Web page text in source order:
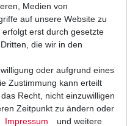
für Arctic Cat zwischen 1998
hinten
20,15 € *
Satz
zzgl.
Medien von
auf unsere Website zu
erst durch gesetzte
die wir in den
oder aufgrund eines
Zustimmung kann erteilt
Recht, nicht einzuwilligen
Zeitpunkt zu ändern oder
Impressum
und weitere